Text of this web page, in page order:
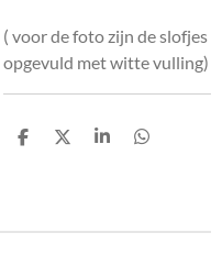
( voor de foto zijn de slofjes
opgevuld met witte vulling)
D
D
S
D